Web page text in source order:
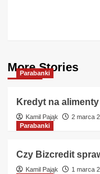
More Stories
Parabanki
Kredyt na
Kamil Pająk
2 marca
Parabanki
Czy Bizcredit
Kamil Pająk
1 marca